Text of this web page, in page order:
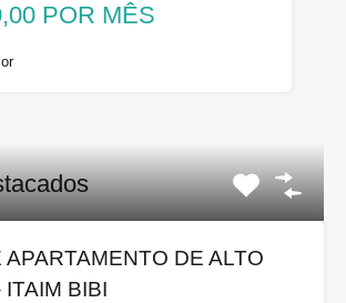
POR MÊS
DE ALTO
BIBI